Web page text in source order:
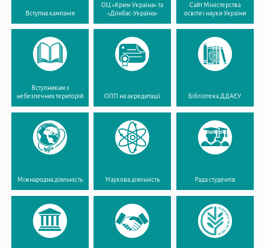
Вступна кампанія
ОЦ «Крим-Україна» та
«Донбас-Україна»
Сайт Міністерства
освіти і науки України
Вступникам з
небезпечних територій
ОПП на акредитації Бібліотека ДДАЕУ
Міжнародна діяльність Наукова діяльність Рада студентів